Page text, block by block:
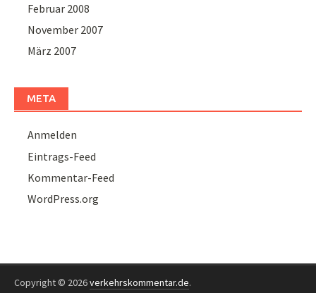
Februar 2008
November 2007
März 2007
META
Anmelden
Eintrags-Feed
Kommentar-Feed
WordPress.org
Copyright © 2026verkehrskommentar.de.